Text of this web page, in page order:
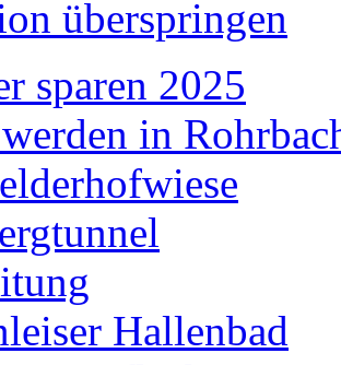
überspringen
sparen 2025
in
Hallenbad